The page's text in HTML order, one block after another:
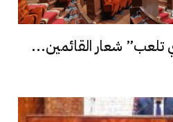
تلعب” شعار القائمين...